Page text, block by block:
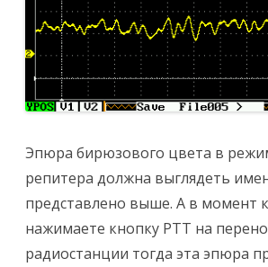
Эпюра бирюзового цвета в
репитера должна выглядеть
представлено выше. А в момент
нажимаете кнопку PTT на
радиостанции тогда эта эпюра